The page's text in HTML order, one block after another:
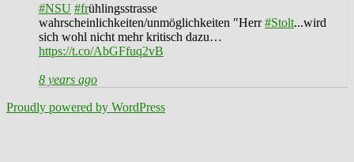
#NSU #frühlingsstrasse
wahrscheinlichkeiten/unmöglichkeiten "Herr#Stolt...wird
sich wohl nicht mehr kritisch dazu…
https://t.co/AbGFfuq2vB
8 years ago
Proudly powered by WordPress